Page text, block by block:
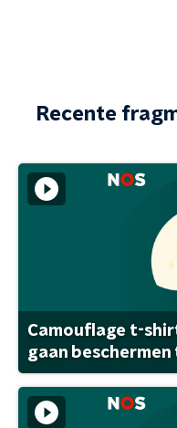
Recente
Camouflage t-
gaan beschermen